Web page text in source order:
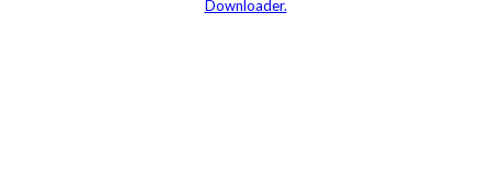
Downloader.